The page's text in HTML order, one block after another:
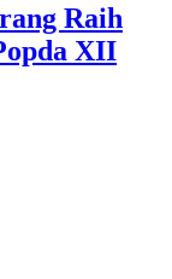
Raih
XII